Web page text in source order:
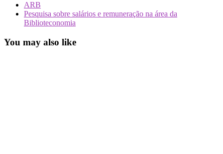
ARB
Pesquisa sobre salários e remuneração na área da
Biblioteconomia
You may also like